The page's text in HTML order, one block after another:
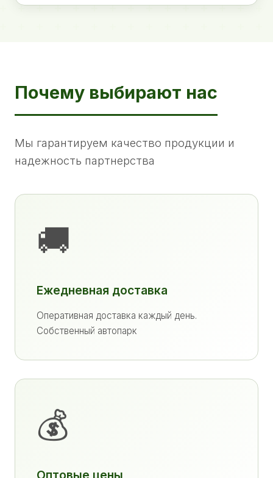
Почему выбирают нас
Мы гарантируем качество продукции и
надежность партнерства
🚚
Ежедневная доставка
Оперативная доставка каждый день.
Собственный автопарк
💰
Оптовые цены